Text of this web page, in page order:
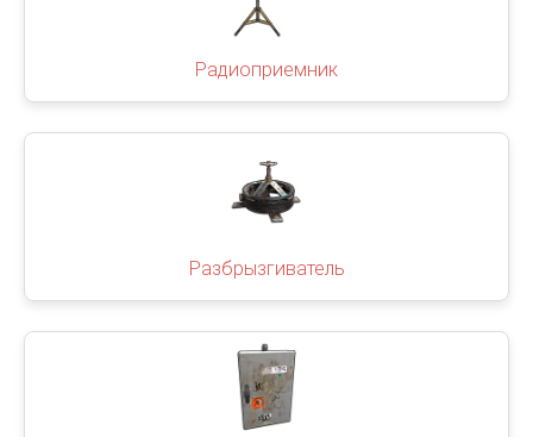
Радиоприемник
Разбрызгиватель